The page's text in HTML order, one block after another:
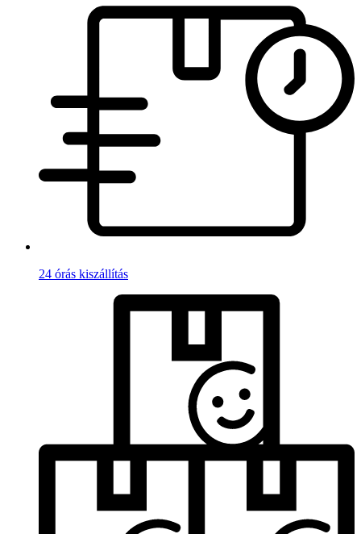
24 órás kiszállítás